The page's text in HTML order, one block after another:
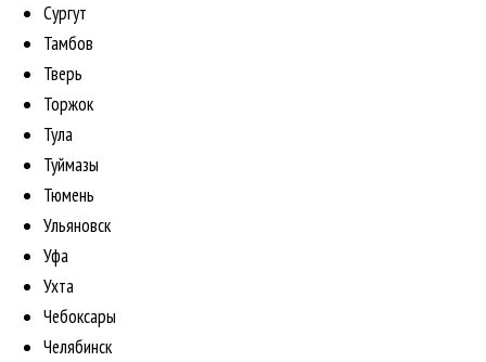
Сургут
Тамбов
Тверь
Торжок
Тула
Туймазы
Тюмень
Ульяновск
Уфа
Ухта
Чебоксары
Челябинск